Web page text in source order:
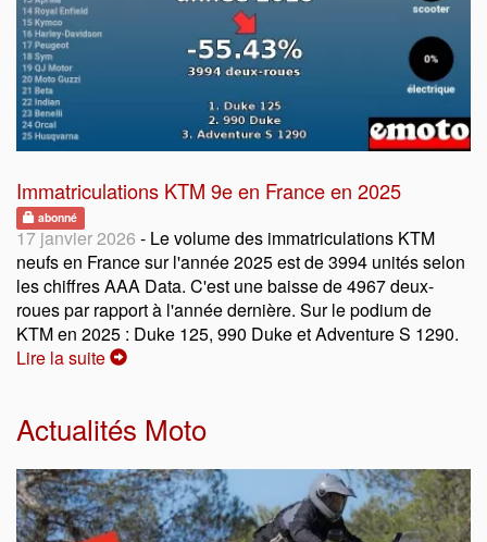
Immatriculations KTM 9e en France en 2025
abonné
17 janvier 2026 - Le volume des immatriculations KTM
neufs en France sur l'année 2025 est de 3994 unités selon
les chiffres AAA Data. C'est une baisse de 4967 deux-
roues par rapport à l'année dernière. Sur le podium de
KTM en 2025 : Duke 125, 990 Duke et Adventure S 1290.
Lire la suite
Actualités Moto